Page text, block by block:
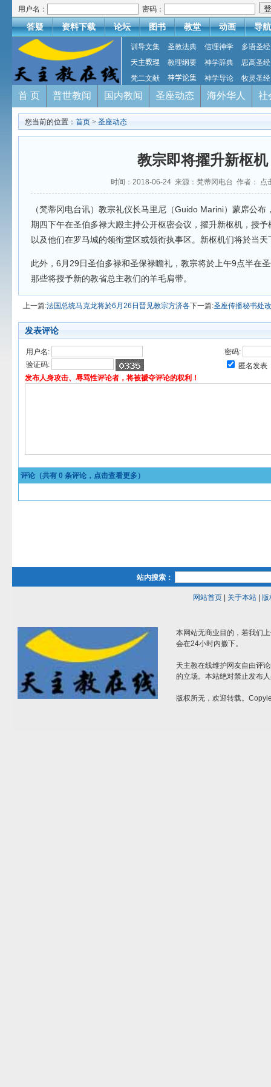
用户名： 密码：
答疑 资料下载 论坛 图书 教堂 动画 导航
训导文集 圣教法典 信理神学
多语圣经
天主教理
教理纲要 神学辞典
思高圣经
梵二文献
神学论集 神学导论 牧灵圣经
首 页 普世教闻 国内教闻 圣座动态 海外华人 社
您当前的位置： 首页 > 圣座动态
教宗即将擢升新枢机
时间：2018-06-24 来源：梵蒂冈电台 作者： 点
（梵蒂冈电台讯）教宗礼仪长马里尼（Guido Marini）蒙席公
期四下午在圣伯多禄大殿主持公开枢密会议，擢升新枢机，授
以及他们在罗马城的领衔堂区或领衔执事区。新枢机们将於当
此外，6月29日圣伯多禄和圣保禄瞻礼，教宗将於上午9点半在
那些将授予新的教省总主教们的羊毛肩带。
上一篇:法国总统马克龙将於6月26日晋见教宗方济各下一篇:圣座传播秘书处
发表评论
用户名:
密码:
验证码:
匿名发表
发布人身攻击、辱骂性评论者，将被褫夺评论的权利！
评论（共有 0 条评论，点击查看更多）
站内搜索：
网站首页| 关于本站| 版
本网站无商业目的，若我们
会在24小时内撤下。
天主教在线维护网友自由评
的立场。本站绝对禁止发布
版权所无，欢迎转载。